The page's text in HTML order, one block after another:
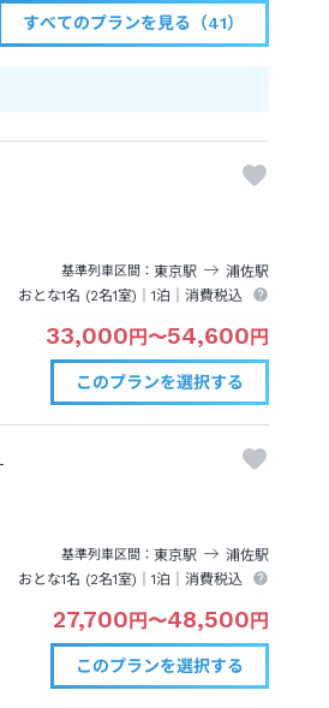
すべてのプランを見る（41）
基準列車区間 東京駅 浦佐駅
おとな1名 (2名1室)｜1泊 ｜消費税込
33,000円〜54,600円
このプランを選択する
基準列車区間 東京駅 浦佐駅
おとな1名 (2名1室)｜1泊 ｜消費税込
27,700円〜48,500円
このプランを選択する